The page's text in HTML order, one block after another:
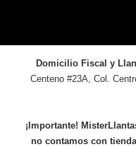
Domicilio Fiscal y
Centeno #23A, Col.
¡Importante!
no contamos con